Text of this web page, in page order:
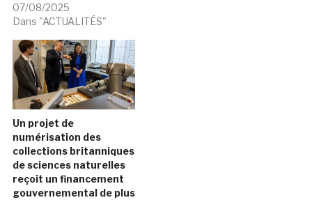
07/08/2025
Dans "ACTUALITÉS"
Un projet de
numérisation des
collections britanniques
de sciences naturelles
reçoit un financement
gouvernemental de plus